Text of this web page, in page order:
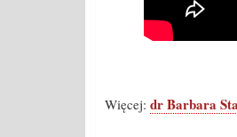
Więcej: dr Barbara